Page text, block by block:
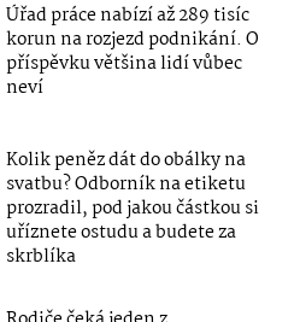
Úřad práce nabízí až 289 tisíc
korun na rozjezd podnikání. O
příspěvku většina lidí vůbec
neví
Kolik peněz dát do obálky na
svatbu? Odborník na etiketu
prozradil, pod jakou částkou si
uříznete ostudu a budete za
skrblíka